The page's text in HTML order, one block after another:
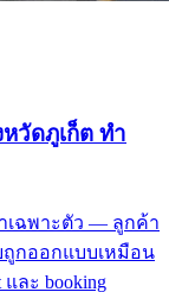
วัดภูเก็ต ทำ
เฉพาะตัว — ลูกค้า
บถูกออกแบบเหมือน
และ booking